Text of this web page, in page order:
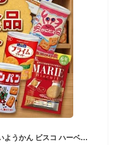
防災食 非常食 お菓子 選べる セット えいようかん ビスコ ハーベスト 乾パン マリー プライム かにビス ブルボン パイン飴 inゼリー おでん缶 野菜ジュース 保存缶 5年保存 長期保存 防災食品 保存食 防災 防災セット